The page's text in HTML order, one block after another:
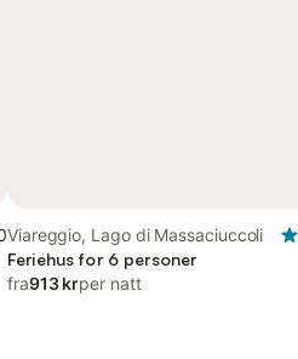
Viareggio, Lago di Massaciuccoli
Feriehus for 6 personer
fra913 krper natt